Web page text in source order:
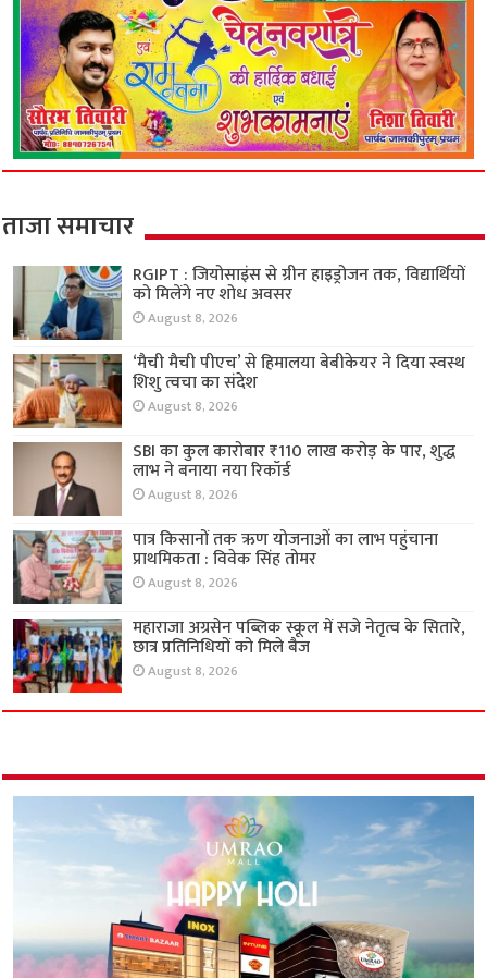
ताजा समाचार
RGIPT : जियोसाइंस से ग्रीन हाइड्रोजन तक, विद्यार्थियों
को मिलेंगे नए शोध अवसर
August 8, 2026
‘मैची मैची पीएच’ से हिमालया बेबीकेयर ने दिया स्वस्थ
शिशु त्वचा का संदेश
August 8, 2026
SBI का कुल कारोबार ₹110 लाख करोड़ के पार, शुद्ध
लाभ ने बनाया नया रिकॉर्ड
August 8, 2026
पात्र किसानों तक ऋण योजनाओं का लाभ पहुंचाना
प्राथमिकता : विवेक सिंह तोमर
August 8, 2026
महाराजा अग्रसेन पब्लिक स्कूल में सजे नेतृत्व के सितारे,
छात्र प्रतिनिधियों को मिले बैज
August 8, 2026